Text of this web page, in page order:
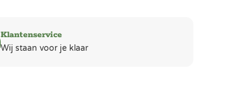
Klantenservice
Wij staan voor je klaar